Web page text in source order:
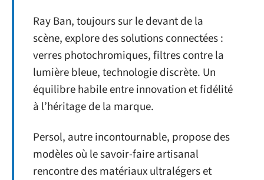
Ray Ban, toujours sur le devant de la
scène, explore des solutions connectées :
verres photochromiques, filtres contre la
lumière bleue, technologie discrète. Un
équilibre habile entre innovation et fidélité
à l’héritage de la marque.
Persol, autre incontournable, propose des
modèles où le savoir-faire artisanal
rencontre des matériaux ultralégers et